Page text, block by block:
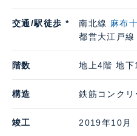
交通/駅徒歩 * 南北線 麻布
都営大江戸線
階数 地上4階 地下
構造 鉄筋コンクリ
竣工 2019年10月